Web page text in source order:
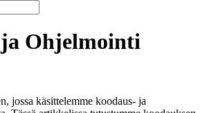
Ohjelmointi
jossa käsittelemme koodaus- ja